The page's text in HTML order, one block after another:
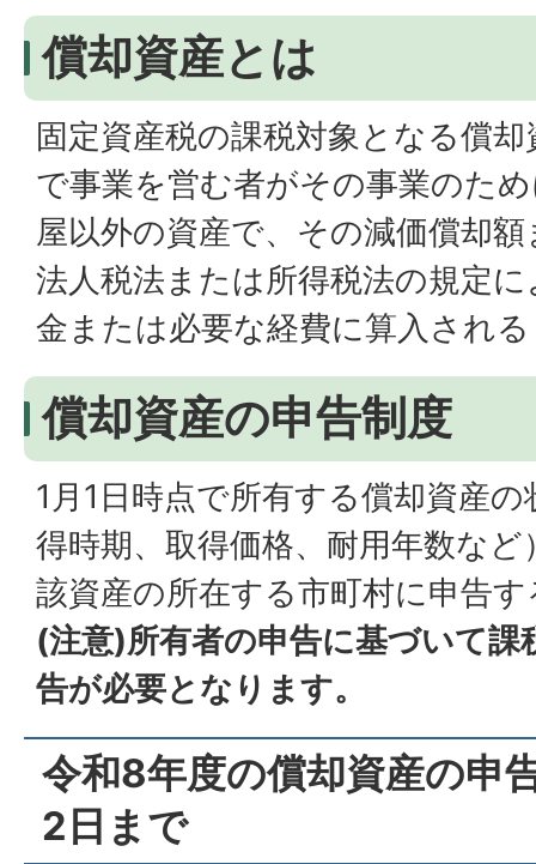
償却資産とは
固定資産税の課税対象となる償
で事業を営む者がその事業のた
屋以外の資産で、その減価償却
法人税法または所得税法の規定
金または必要な経費に算入され
償却資産の申告制度
1月1日時点で所有する償却資産
得時期、取得価格、耐用年数な
該資産の所在する市町村に申告
(注意)所有者の申告に基づいて課
告が必要となります。
令和8年度の償却資産の申
2日まで